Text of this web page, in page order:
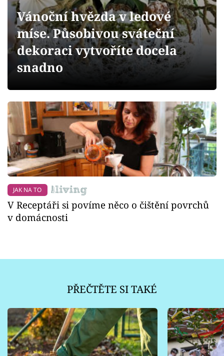
Přihlášení
Sledujte nás
Vánoční hvězda v ledové
míse. Působivou sváteční
dekoraci vytvoříte docela
snadno
JAK NA TO
V Receptáři si povíme něco o čištění povrchů
v domácnosti
PŘEČTĚTE SI TAKÉ